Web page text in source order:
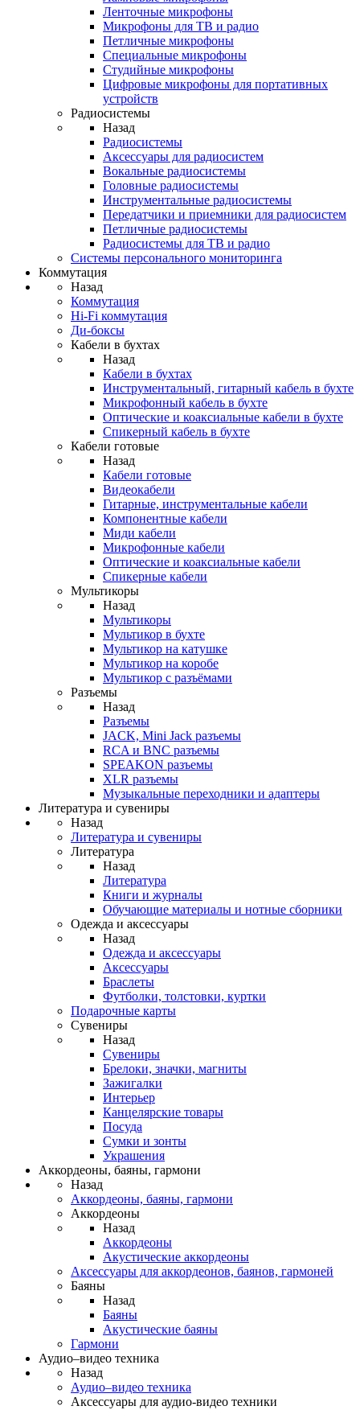
Ленточные микрофоны
Микрофоны для ТВ и радио
Петличные микрофоны
Специальные микрофоны
Студийные микрофоны
Цифровые микрофоны для портативных
устройств
Радиосистемы
Назад
Радиосистемы
Аксессуары для радиосистем
Вокальные радиосистемы
Головные радиосистемы
Инструментальные радиосистемы
Передатчики и приемники для радиосистем
Петличные радиосистемы
Радиосистемы для ТВ и радио
Системы персонального мониторинга
Коммутация
Назад
Коммутация
Hi-Fi коммутация
Ди-боксы
Кабели в бухтах
Назад
Кабели в бухтах
Инструментальный, гитарный кабель в бухте
Микрофонный кабель в бухте
Оптические и коаксиальные кабели в бухте
Спикерный кабель в бухте
Кабели готовые
Назад
Кабели готовые
Видеокабели
Гитарные, инструментальные кабели
Компонентные кабели
Миди кабели
Микрофонные кабели
Оптические и коаксиальные кабели
Спикерные кабели
Мультикоры
Назад
Мультикоры
Мультикор в бухте
Мультикор на катушке
Мультикор на коробе
Мультикор с разъёмами
Разъемы
Назад
Разъемы
JACK, Mini Jack разъемы
RCA и BNC разъемы
SPEAKON разъемы
XLR разъемы
Музыкальные переходники и адаптеры
Литература и сувениры
Назад
Литература и сувениры
Литература
Назад
Литература
Книги и журналы
Обучающие материалы и нотные сборники
Одежда и аксессуары
Назад
Одежда и аксессуары
Аксессуары
Браслеты
Футболки, толстовки, куртки
Подарочные карты
Сувениры
Назад
Сувениры
Брелоки, значки, магниты
Зажигалки
Интерьер
Канцелярские товары
Посуда
Сумки и зонты
Украшения
Аккордеоны, баяны, гармони
Назад
Аккордеоны, баяны, гармони
Аккордеоны
Назад
Аккордеоны
Акустические аккордеоны
Аксессуары для аккордеонов, баянов, гармоней
Баяны
Назад
Баяны
Акустические баяны
Гармони
Аудио–видео техника
Назад
Аудио–видео техника
Аксессуары для аудио-видео техники